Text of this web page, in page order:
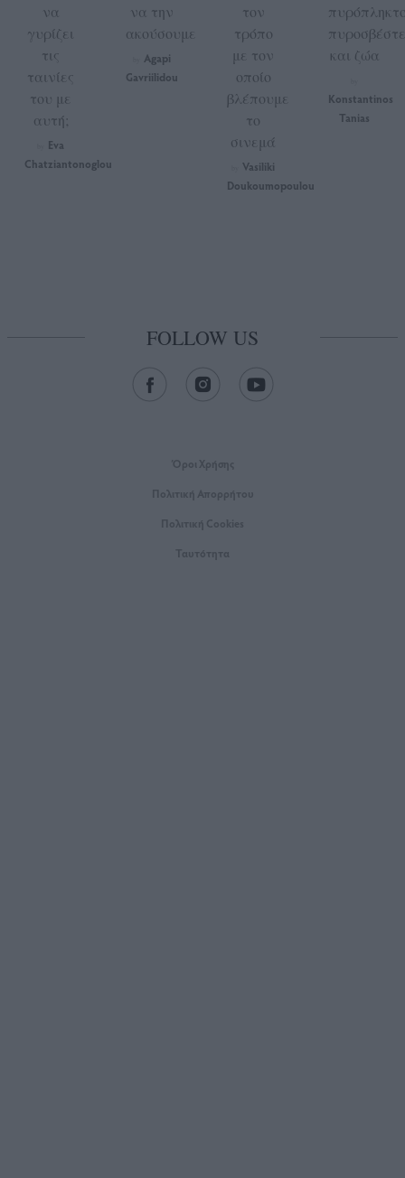
να
γυρίζει
τις
ταινίες
του με
αυτή;
Eva
Chatziantonoglou
να την
ακούσουμε
Agapi
Gavriilidou
τον
τρόπο
με τον
οποίο
βλέπουμε
το
σινεμά
Vasiliki
Doukoumopoulou
και ζώα
Konstantinos
Tanias
FOLLOW US
Όροι Xρήσης
Πολιτική Απορρήτου
Πολιτική Cookies
Ταυτότητα